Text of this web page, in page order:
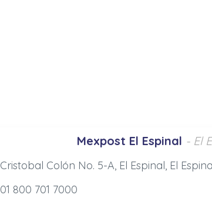
Mexpost El Espinal - El
Cristobal Colón No. 5-A, El Espinal, El
01 800 701 7000